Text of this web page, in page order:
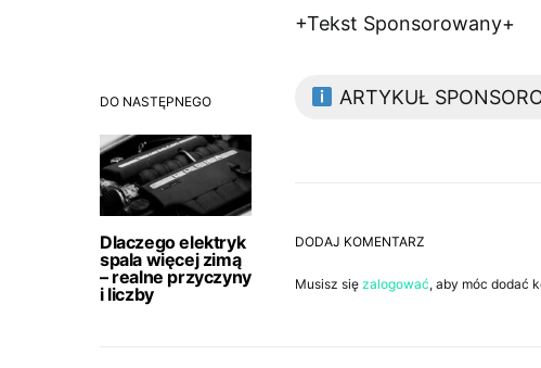
DO NASTĘPNEGO
Dlaczego elektryk
spala więcej zimą
– realne przyczyny
i liczby
+Tekst Sponsorowany+
ARTYKUŁ
DODAJ KOMENTARZ
Musisz się zalogować, aby móc dodać